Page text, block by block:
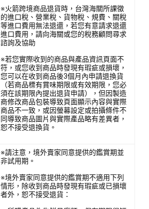
※火箭跨境商品退貨時，台灣海關所課徵
的進口稅、營業稅、貨物稅、規費、關稅
等進口費用無法退還，若您有意請求退還
進口費用，請向海關或您的稅務顧問尋求
諮詢及協助
※若您實際收到的商品與產品資訊頁面不
符，或您收到商品時發現有瑕疵或損壞，
您可以在收到商品後3個月內申請退換貨
（若商品標有賞味期限或有效期限，您必
須在該期限內提出退貨申請），但因製造
商修改商品包裝導致頁面顯示內容與實際
商品不一致，或因螢幕設定或拍攝條件不
同導致商品圖片與實際產品略有差異者，
恕不接受退換貨。
※請注意，境外賣家同意提供的鑑賞期並
非試用期。
※境外賣家同意提供的鑑賞期不適用下列
情形，除收到商品時發現有瑕疵或已損壞
者外，恕不接受退貨：